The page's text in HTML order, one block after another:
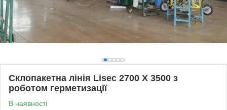
Склопакетна лінія Lisec 2700 X 3500 з
роботом герметизації
В наявності